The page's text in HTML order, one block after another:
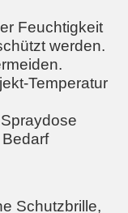
Feuchtigkeit
werden.
Temperatur
Schutzbrille,